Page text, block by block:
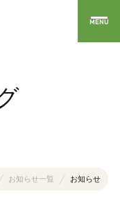
MENU
お知らせ一覧 お知らせ